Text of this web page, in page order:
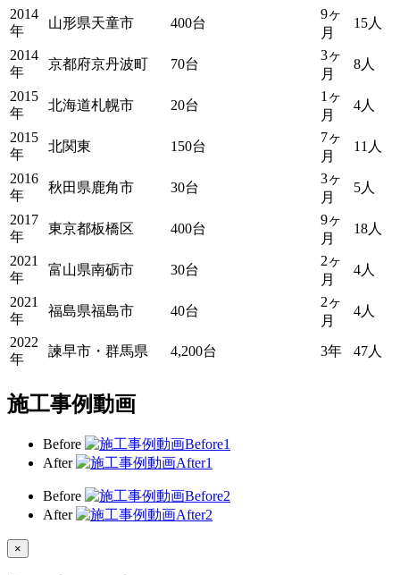
2014
年
山形県天童市 400台
9ヶ
月
15人
2014
年
京都府京丹波町 70台
3ヶ
月
8人
2015
年
北海道札幌市 20台
1ヶ
月
4人
2015
年
北関東 150台
7ヶ
月
11人
2016
年
秋田県鹿角市 30台
3ヶ
月
5人
2017
年
東京都板橋区 400台
9ヶ
月
18人
2021
年
富山県南砺市 30台
2ヶ
月
4人
2021
年
福島県福島市 40台
2ヶ
月
4人
2022
年
諫早市・群馬県 4,200台 3年 47人
施工事例動画
Before
After
Before
After
×